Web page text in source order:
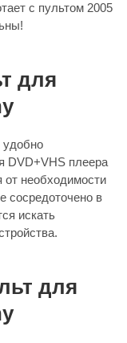
с пультом 2005
для
удобно
DVD+VHS плеера
необходимости
сосредоточено в
искать
для